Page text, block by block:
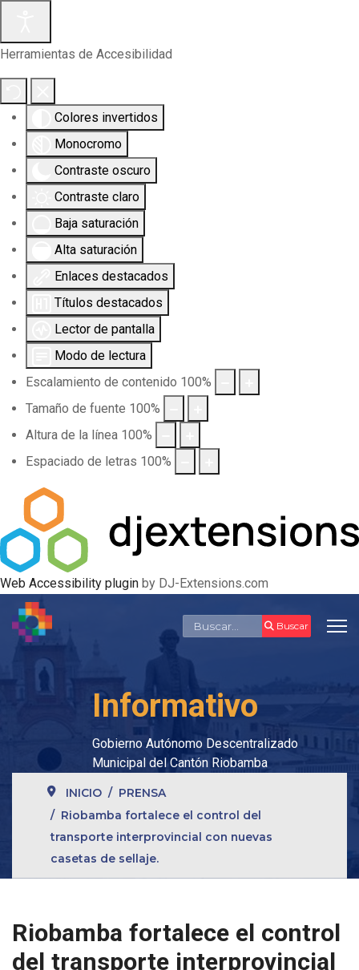
Herramientas de Accesibilidad
Colores invertidos
Monocromo
Contraste oscuro
Contraste claro
Baja saturación
Alta saturación
Enlaces destacados
Títulos destacados
Lector de pantalla
Modo de lectura
Escalamiento de contenido 100%
Tamaño de fuente 100%
Altura de la línea 100%
Espaciado de letras 100%
Web Accessibility plugin by DJ-Extensions.com
Buscar Buscar
Informativo
Gobierno Autónomo Descentralizado
Municipal del Cantón Riobamba
INICIO
PRENSA
Riobamba fortalece el control del
transporte interprovincial con nuevas
casetas de sellaje.
Riobamba fortalece el control
del transporte interprovincial